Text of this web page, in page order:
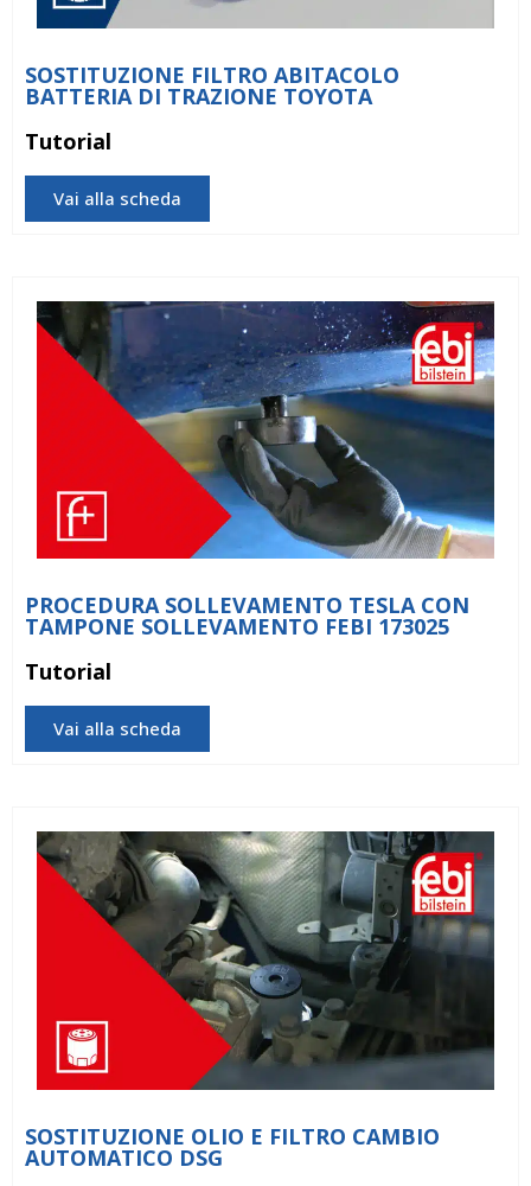
SOSTITUZIONE FILTRO ABITACOLO
BATTERIA DI TRAZIONE TOYOTA
Tutorial
Vai alla scheda
PROCEDURA SOLLEVAMENTO TESLA CON
TAMPONE SOLLEVAMENTO FEBI 173025
Tutorial
Vai alla scheda
SOSTITUZIONE OLIO E FILTRO CAMBIO
AUTOMATICO DSG